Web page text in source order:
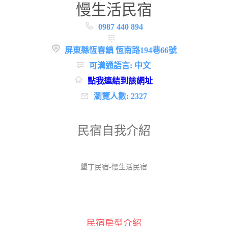
慢生活民宿
0987 440 894
屏東縣恆春鎮 恆南路194巷66號
可溝通語言: 中文
點我連結到該網址
瀏覽人數: 2327
民宿自我介紹
墾丁民宿-慢生活民宿
民宿房型介紹